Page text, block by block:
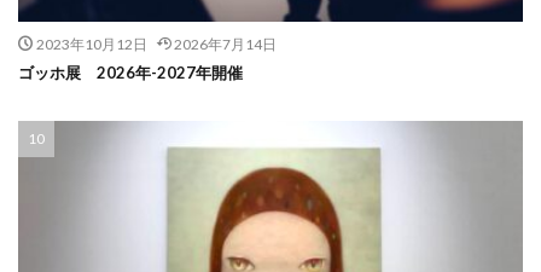
2023年10月12日 2026年7月14日
ゴッホ展 2026年-2027年開催